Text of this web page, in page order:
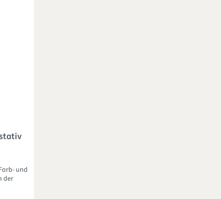
und
der